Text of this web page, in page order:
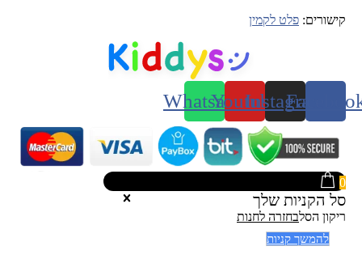
קישורים: פלט לקמין
Instagram
Youtube
Whatsapp
0
סל הקניות שלך
ריקון הסלבחזרה לחנות
להמשך קניות